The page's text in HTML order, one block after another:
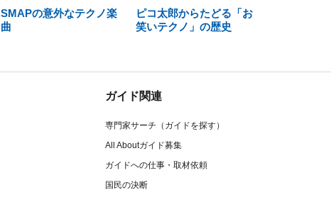
SMAPの意外なテクノ楽
曲
ピコ太郎からたどる「お
笑いテクノ」の歴史
ガイド関連
専門家サーチ（ガイドを探す）
All Aboutガイド募集
ガイドへの仕事・取材依頼
国民の決断